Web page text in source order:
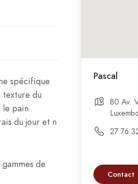
spécifique
texture du
le pain
du jour et n
de
Pascal
80 Av.
27 76
Contact